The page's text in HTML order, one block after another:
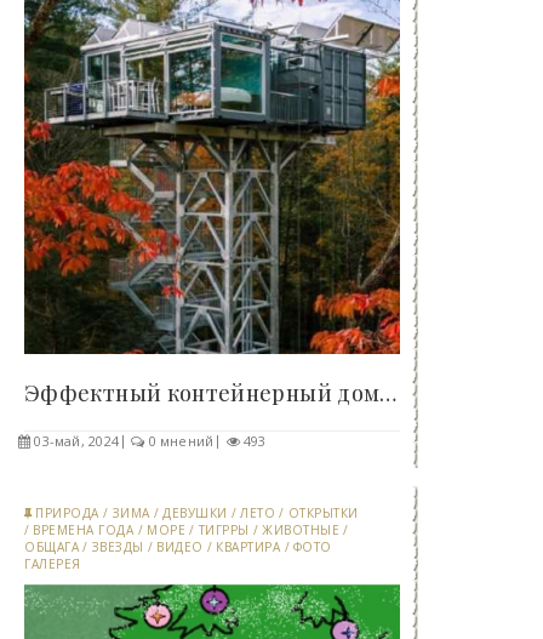
Эффектный контейнерный дом-вышка, претендующий на..
03-май, 2024 0 мнений 493
ПРИРОДА / ЗИМА /ДЕВУШКИ /ЛЕТО / ОТКРЫТКИ
/ ВРЕМЕНА ГОДА / МОРЕ / ТИГРРЫ /ЖИВОТНЫЕ /
ОБЩАГА / ЗВЕЗДЫ / ВИДЕО / КВАРТИРА / ФОТО
ГАЛЕРЕЯ